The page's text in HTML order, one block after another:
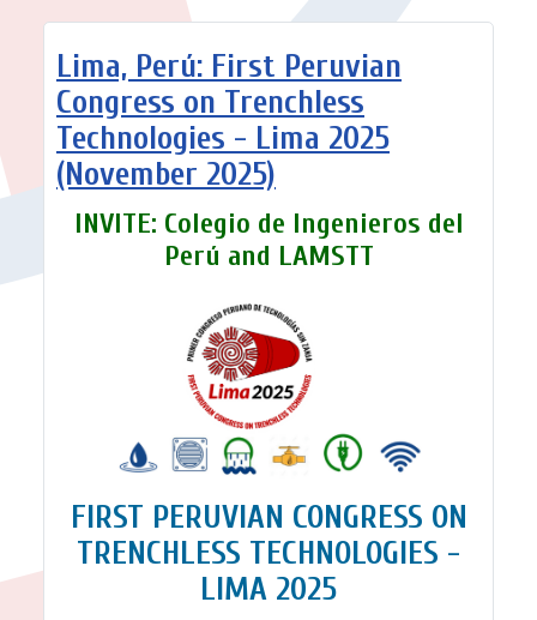
Lima, Perú: First Peruvian
Congress on Trenchless
Technologies - Lima 2025
(November 2025)
INVITE: Colegio de Ingenieros del
Perú and LAMSTT
FIRST PERUVIAN CONGRESS ON
TRENCHLESS TECHNOLOGIES -
LIMA 2025